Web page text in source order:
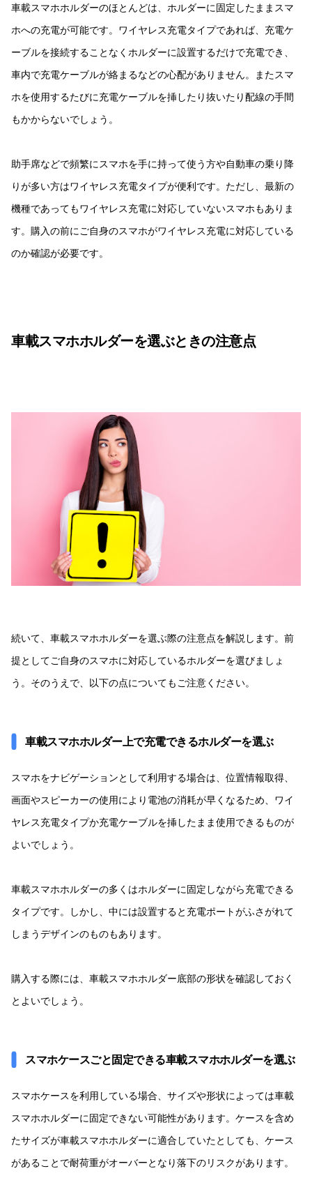
車載スマホホルダーのほとんどは、ホルダーに固定したままスマ
ホへの充電が可能です。ワイヤレス充電タイプであれば、充電ケ
ーブルを接続することなくホルダーに設置するだけで充電でき、
車内で充電ケーブルが絡まるなどの心配がありません。またスマ
ホを使用するたびに充電ケーブルを挿したり抜いたり配線の手間
もかからないでしょう。
助手席などで頻繁にスマホを手に持って使う方や自動車の乗り降
りが多い方はワイヤレス充電タイプが便利です。ただし、最新の
機種であってもワイヤレス充電に対応していないスマホもありま
す。購入の前にご自身のスマホがワイヤレス充電に対応している
のか確認が必要です。
車載スマホホルダーを選ぶときの注意点
続いて、車載スマホホルダーを選ぶ際の注意点を解説します。前
提としてご自身のスマホに対応しているホルダーを選びましょ
う。そのうえで、以下の点についてもご注意ください。
車載スマホホルダー上で充電できるホルダーを選ぶ
スマホをナビゲーションとして利用する場合は、位置情報取得、
画面やスピーカーの使用により電池の消耗が早くなるため、ワイ
ヤレス充電タイプか充電ケーブルを挿したまま使用できるものが
よいでしょう。
車載スマホホルダーの多くはホルダーに固定しながら充電できる
タイプです。しかし、中には設置すると充電ポートがふさがれて
しまうデザインのものもあります。
購入する際には、車載スマホホルダー底部の形状を確認しておく
とよいでしょう。
スマホケースごと固定できる車載スマホホルダーを選ぶ
スマホケースを利用している場合、サイズや形状によっては車載
スマホホルダーに固定できない可能性があります。ケースを含め
たサイズが車載スマホホルダーに適合していたとしても、ケース
があることで耐荷重がオーバーとなり落下のリスクがあります。